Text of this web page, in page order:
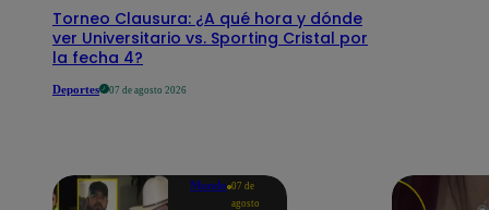
Torneo Clausura: ¿A qué hora y dónde
ver Universitario vs. Sporting Cristal por
la fecha 4?
Deportes 07 de agosto 2026
Mundo 07 de
agosto